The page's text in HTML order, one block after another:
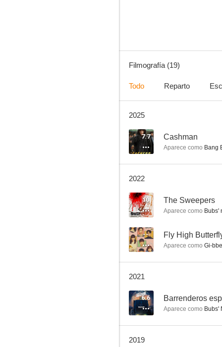
Moment at Eighteen
--
Filmografía (19)
Todo Reparto
2025
7.7 Cashman
Aparece como Bang
2022
10 The Sweepers
Aparece como Bubs'
-- Fly High
Aparece como Gi-
2021
6.6 Barrenderos
Aparece como Bubs'
2019